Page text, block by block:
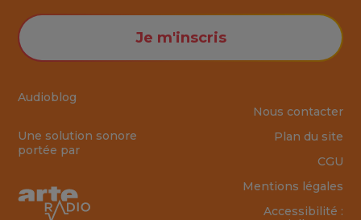
Audioblog
Une solution sonore
portée par
Je m'inscris
Nous contacter
Plan du site
CGU
Mentions légales
Accessibilité :